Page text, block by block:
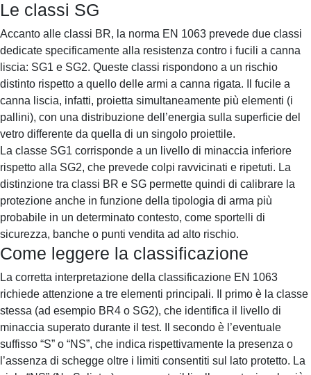
Le classi SG
Accanto alle classi BR, la norma EN 1063 prevede due classi
dedicate specificamente alla resistenza contro i fucili a canna
liscia: SG1 e SG2. Queste classi rispondono a un rischio
distinto rispetto a quello delle armi a canna rigata. Il fucile a
canna liscia, infatti, proietta simultaneamente più elementi (i
pallini), con una distribuzione dell’energia sulla superficie del
vetro differente da quella di un singolo proiettile.
La classe SG1 corrisponde a un livello di minaccia inferiore
rispetto alla SG2, che prevede colpi ravvicinati e ripetuti. La
distinzione tra classi BR e SG permette quindi di calibrare la
protezione anche in funzione della tipologia di arma più
probabile in un determinato contesto, come sportelli di
sicurezza, banche o punti vendita ad alto rischio.
Come leggere la classificazione
La corretta interpretazione della classificazione EN 1063
richiede attenzione a tre elementi principali. Il primo è la classe
stessa (ad esempio BR4 o SG2), che identifica il livello di
minaccia superato durante il test. Il secondo è l’eventuale
suffisso “S” o “NS”, che indica rispettivamente la presenza o
l’assenza di schegge oltre i limiti consentiti sul lato protetto. La